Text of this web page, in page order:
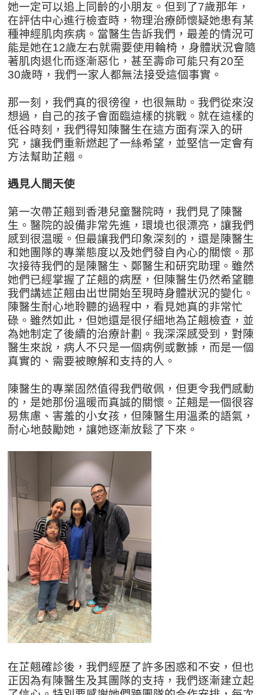
她一定可以追上同齡的小朋友。但到了7歲那年，
在評估中心進行檢查時，物理治療師懷疑她患有某
種神經肌肉疾病。當醫生告訴我們，最差的情況可
能是她在12歲左右就需要使用輪椅，身體狀況會隨
著肌肉退化而逐漸惡化，甚至壽命可能只有20至
30歲時，我們一家人都無法接受這個事實。
那一刻，我們真的很徬徨，也很無助。我們從來沒
想過，自己的孩子會面臨這樣的挑戰。就在這樣的
低谷時刻，我們得知陳醫生在這方面有深入的研
究，讓我們重新燃起了一絲希望，並堅信一定會有
方法幫助芷翹。
遇見人間天使
第一次帶芷翹到香港兒童醫院時，我們見了陳醫
生。醫院的設備非常先進，環境也很漂亮，讓我們
感到很温暖。但最讓我們印象深刻的，還是陳醫生
和她團隊的專業態度以及她們發自內心的關懷。那
次接待我們的是陳醫生、鄭醫生和研究助理。雖然
她們已經掌握了芷翹的病歷，但陳醫生仍然希望聽
我們講述芷翹由出世開始至現時身體狀況的變化。
陳醫生耐心地聆聽的過程中，看見她真的非常忙
碌。雖然如此，但她還是很仔細地為芷翹檢查，並
為她制定了後續的治療計劃。我深深感受到，對陳
醫生來說，病人不只是一個病例或數據，而是一個
真實的、需要被瞭解和支持的人。
陳醫生的專業固然值得我們敬佩，但更令我們感動
的，是她那份溫暖而真誠的關懷。芷翹是一個很容
易焦慮、害羞的小女孩，但陳醫生用溫柔的語氣，
耐心地鼓勵她，讓她逐漸放鬆了下來。
在芷翹確診後，我們經歷了許多困惑和不安，但也
正因為有陳醫生及其團隊的支持，我們逐漸建立起